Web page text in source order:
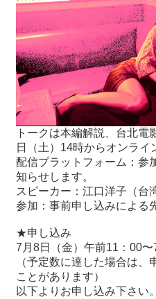
去
事
台
湾
の
本
関
連
リ
ン
ク
ホ
ム
トークは本編解説、台北電
日（土）14時からオンライ
配信プラットフォーム：参
知らせします。
スピーカー：江口洋子（台
参加：事前申し込みによる
★申し込み
7 月 8日（金）午前11 ： 00〜
（予定数に達した場合は
ことがあります）
以下よりお申し込み下さい。